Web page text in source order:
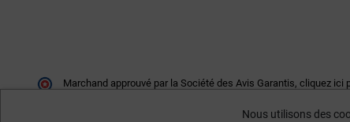
Marchand approuvé par la Société des Avis Garantis, cliquez ici
Nous utilisons des